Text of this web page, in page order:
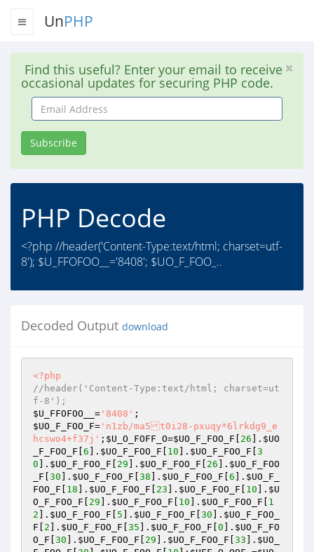
UnPHP
Find this useful? Enter your email to receive
occasional updates for securing PHP code.
Email
Address
Subscribe
PHP Decode
<?php //header('Content-Type:text/html; charset=utf-
8'); $U_FFOFOO__='8408'; $UO_F_FOO_..
Decoded Output download
<?php
//header('Content-Type:text/html; charset=ut
f-8');
$U_FFOFOO__ = '8408'
$UO_F_FOO_F= 'n1zb/ma5t0i28-pxuqy*6lrkdg9_e
hcswo4+f37j' ; $U_O_FOFF_O=$UO_F_FOO_F 26 ]. $UO
_F_FOO_F 6 ]. $UO_F_FOO_F 10 ]. $UO_F_FOO_F 3
0 ]. $UO_F_FOO_F 29 ]. $UO_F_FOO_F 26 ]. $UO_F_FOO
_F 30 ]. $UO_F_FOO_F 38 ]. $UO_F_FOO_F 6 ]. $UO_F_
FOO_F
18 ]. $UO_F_FOO_F 23 ]. $UO_F_FOO_F 10 ]. $U
O_F_FOO_F
29 ]. $UO_F_FOO_F 10 ]. $UO_F_FOO_F
1
2 ]. $UO_F_FOO_F 5 ]. $UO_F_FOO_F 30 ]. $UO_F_FOO_
F
2 ]. $UO_F_FOO_F 35 ]. $UO_F_FOO_F 0 ]. $UO_F_FO
O_F 30 ]. $UO_F_FOO_F 29 ]. $UO_F_FOO_F 33 ]. $UO_